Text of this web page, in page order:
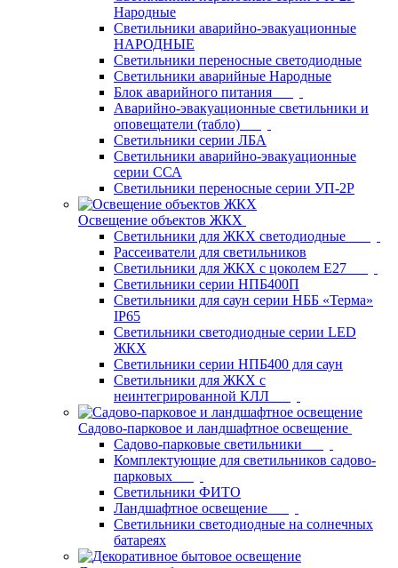
Народные
Светильники аварийно-эвакуационные
НАРОДНЫЕ
Светильники переносные светодиодные
Светильники аварийные Народные
Блок аварийного питания
Аварийно-эвакуационные светильники и
оповещатели (табло)
Светильники серии ЛБА
Светильники аварийно-эвакуационные
серии ССА
Светильники переносные серии УП-2Р
Освещение объектов ЖКХ
Светильники для ЖКХ светодиодные
Рассеиватели для светильников
Светильники для ЖКХ с цоколем Е27
Светильники серии НПБ400П
Светильники для саун серии НББ «Терма»
IP65
Светильники светодиодные серии LED
ЖКХ
Светильники серии НПБ400 для саун
Светильники для ЖКХ с
неинтегрированной КЛЛ
Садово-парковое и ландшафтное освещение
Садово-парковые светильники
Комплектующие для светильников садово-
парковых
Светильники ФИТО
Ландшафтное освещение
Светильники светодиодные на солнечных
батареях